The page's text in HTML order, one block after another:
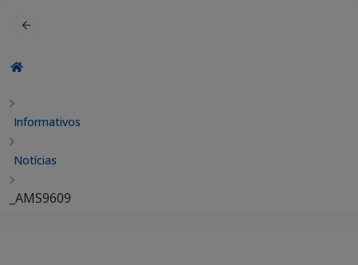
Informativos
Notícias
_AMS9609